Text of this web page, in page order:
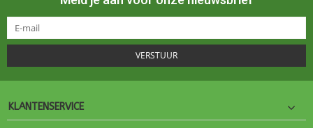
VERSTUUR
KLANTENSERVICE